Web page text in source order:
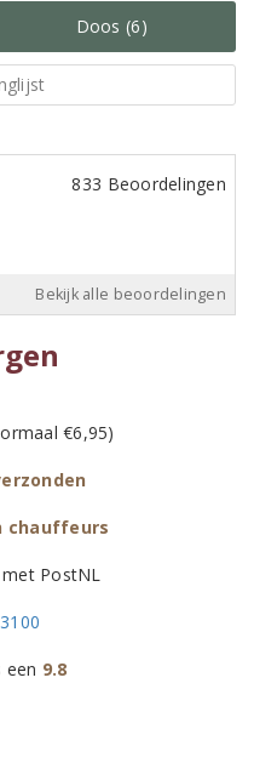
Doos (6)
833 Beoordelingen
Bekijk alle beoordelingen
€6,95)
chauffeurs
PostNL
een 9.8